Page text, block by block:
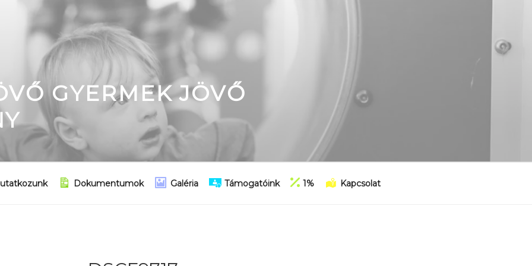
GYERMEK JÖVŐ
Dokumentumok Galéria Támogatóink 1% Kapcsolat